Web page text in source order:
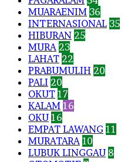
MUARAENIM 36
INTERNASIONAL 35
HIBURAN 25
MURA 23
LAHAT 22
PRABUMULIH 20
PALI 20
OKUT 17
KALAM 16
OKU 16
EMPAT LAWANG 11
MURATARA 10
LUBUK LINGGAU 8